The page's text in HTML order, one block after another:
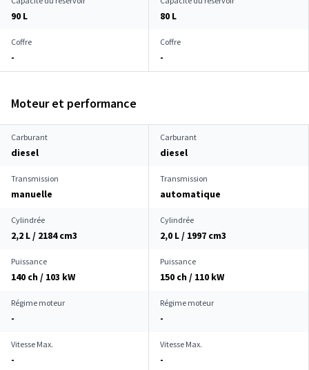
90 L 80 L
Coffre
-
Coffre
-
Moteur et performance
Carburant
diesel
Carburant
diesel
Transmission
manuelle
Transmission
automatique
Cylindrée
2,2 L / 2184 cm3
Cylindrée
2,0 L / 1997 cm3
Puissance
140 ch / 103 kW
Puissance
150 ch / 110 kW
Régime moteur
-
Régime moteur
-
Vitesse Max.
-
Vitesse Max.
-